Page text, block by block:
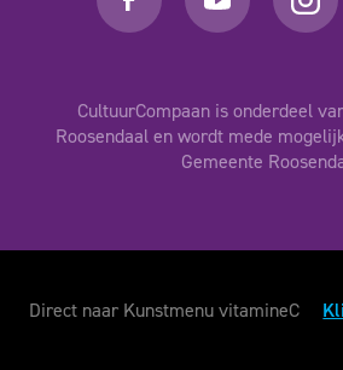
CultuurCompaan is onderdeel
Roosendaal en wordt mede
Gemeente
Direct naar Kunstmenu vitamineC